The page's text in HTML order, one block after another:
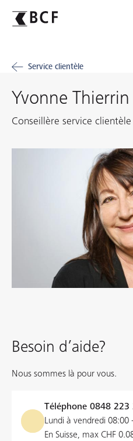
Service clientèle
Yvonne Thierrin
Conseillère service clientèle
Besoin d’aide?
Nous sommes là pour vous.
Téléphone 0848 223
Lundi à vendredi 08:00
En Suisse, max CHF